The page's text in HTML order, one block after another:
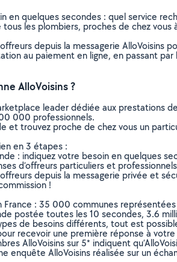
en quelques secondes : quel service
les plombiers, proches de chez
depuis la messagerie AlloVoisins
au paiement en ligne, en passant
AlloVoisins ?
leader dédiée aux prestations
000 professionnels.
et trouvez proche de chez vous un
en 3 étapes :
: indiquez votre besoin en quelques
d’offreurs particuliers et
depuis la messagerie privée et
!
France : 35 000 communes
postée toutes les 10 secondes, 3.6
de besoins différents, tout est
recevoir une première réponse à
AlloVoisins sur 5* indiquent
enquête AlloVoisins réalisée sur un